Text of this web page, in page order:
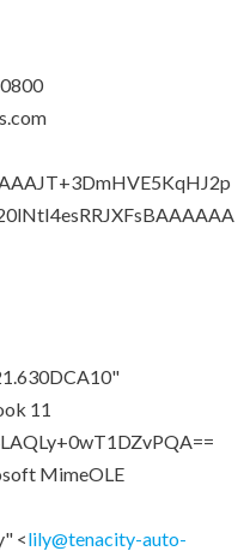
11
MimeOLE
<lily@tenacity-auto-